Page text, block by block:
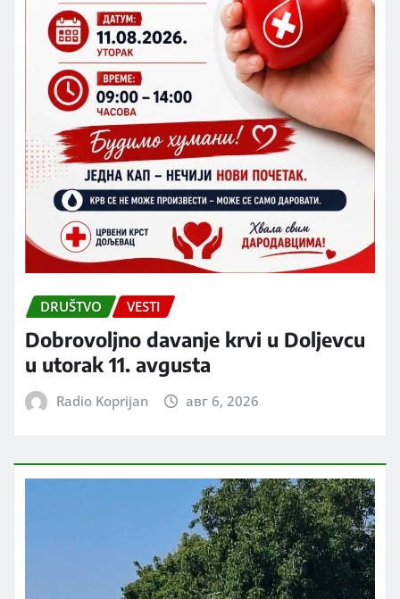
DRUŠTVO VESTI
Dobrovoljno davanje krvi u Doljevcu
u utorak 11. avgusta
Radio Koprijan авг 6, 2026